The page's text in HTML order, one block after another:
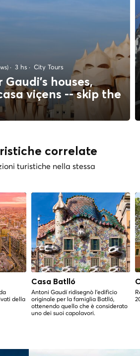
3 hs City Tours
Gaudi's houses,
viçens -- skip the
correlate
turistiche nella stessa
della
Casa Batlló
Antoni Gaudí ridisegnò l'edificio
originale per la famiglia Batlló,
ottenendo quello che è considerato
uno dei suoi capolavori.